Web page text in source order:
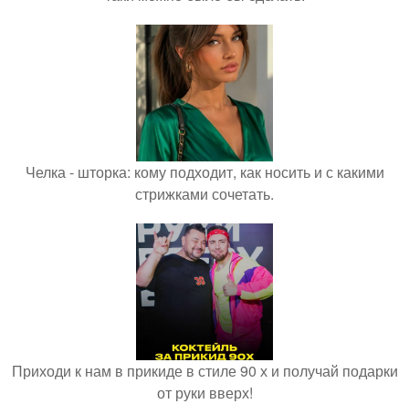
Челка - шторка: кому подходит, как носить и с какими
стрижками сочетать.
Приходи к нам в прикиде в стиле 90 х и получай подарки
от руки вверх!